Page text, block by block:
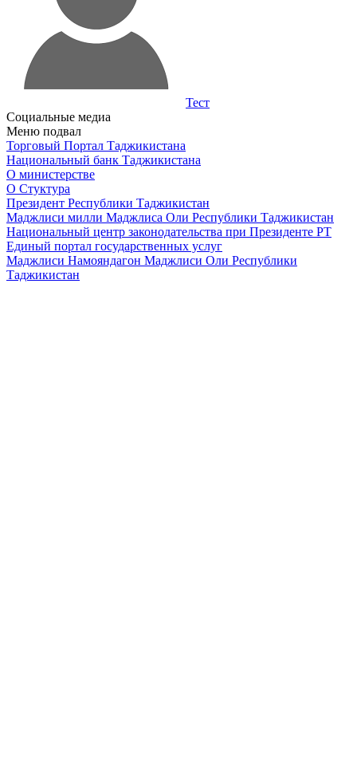
Тест
Социальные медиа
Меню подвал
Торговый Портал Таджикистана
Национальный банк Таджикистана
О министерстве
О Стуктура
Президент Республики Таджикистан
Маджлиси милли Маджлиса Оли Республики Таджикистан
Национальный центр законодательства при Президенте РТ
Единый портал государственных услуг
Маджлиси Намояндагон Маджлиси Оли Республики
Таджикистан